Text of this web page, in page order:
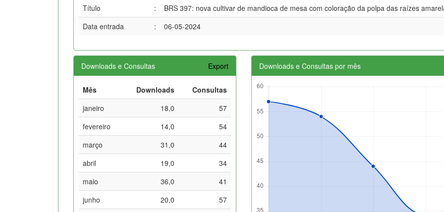
Título :
BRS 397: nova cultivar de mandioca de mesa com coloração da polpa das raízes
Data entrada
: 06-05-2024
Downloads e Consultas Export
Mês Downloads
Consultas
janeiro
18,0
57
fevereiro
14,0
54
março
31,0
44
abril
19,0
34
maio
36,0
41
junho
20,0
57
Downloads e Consultas por mês